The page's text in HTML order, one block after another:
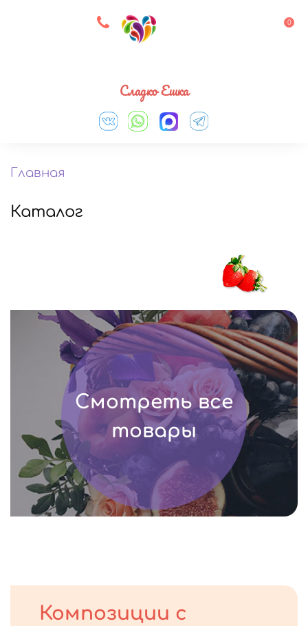
8 927 083 33 05 0
Сладко Ешка
Главная
Каталог
Смотреть все
товары
Композиции с